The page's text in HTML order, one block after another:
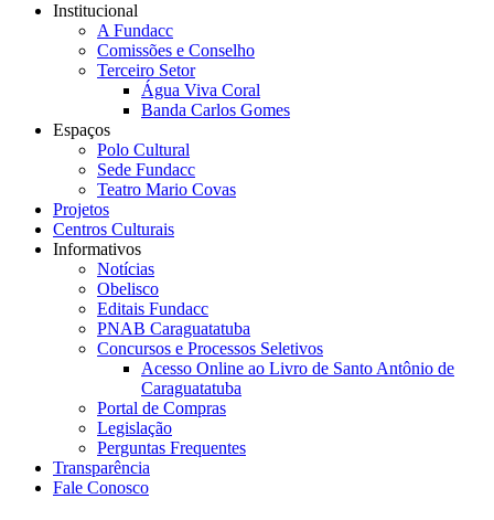
Institucional
A Fundacc
Comissões e Conselho
Terceiro Setor
Água Viva Coral
Banda Carlos Gomes
Espaços
Polo Cultural
Sede Fundacc
Teatro Mario Covas
Projetos
Centros Culturais
Informativos
Notícias
Obelisco
Editais Fundacc
PNAB Caraguatatuba
Concursos e Processos Seletivos
Acesso Online ao Livro de Santo Antônio de
Caraguatatuba
Portal de Compras
Legislação
Perguntas Frequentes
Transparência
Fale Conosco